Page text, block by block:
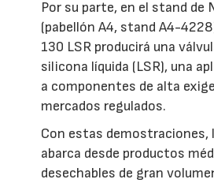
Por su parte, en el stand de
(pabellón A4, stand A4-
130 LSR producirá una
silicona líquida (LSR), una
a componentes de alta
mercados regulados.
Con estas demostraciones,
abarca desde productos
desechables de gran